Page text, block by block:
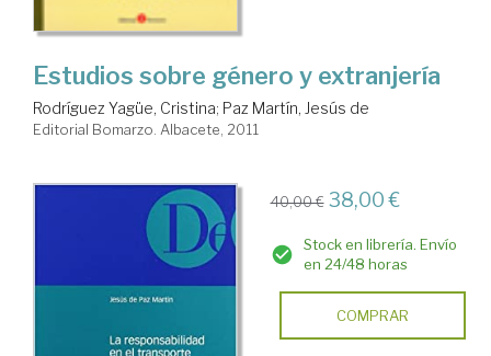
Estudios sobre género y extranjería
Rodríguez Yagüe, Cristina; Paz Martín, Jesús de
Editorial Bomarzo. Albacete, 2011
40,00 € 38,00 €
Stock en librería. Envío
en 24/48 horas
COMPRAR